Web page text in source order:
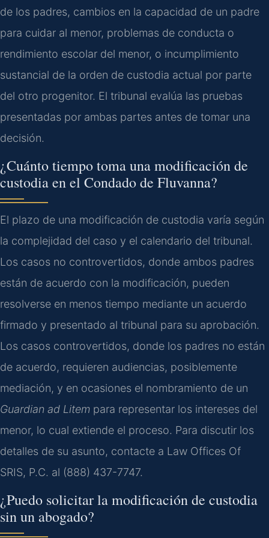
de los padres, cambios en la capacidad de un padre
para cuidar al menor, problemas de conducta o
rendimiento escolar del menor, o incumplimiento
sustancial de la orden de custodia actual por parte
del otro progenitor. El tribunal evalúa las pruebas
presentadas por ambas partes antes de tomar una
decisión.
¿Cuánto tiempo toma una modificación de
custodia en el Condado de Fluvanna?
El plazo de una modificación de custodia varía según
la complejidad del caso y el calendario del tribunal.
Los casos no controvertidos, donde ambos padres
están de acuerdo con la modificación, pueden
resolverse en menos tiempo mediante un acuerdo
firmado y presentado al tribunal para su aprobación.
Los casos controvertidos, donde los padres no están
de acuerdo, requieren audiencias, posiblemente
mediación, y en ocasiones el nombramiento de un
Guardian ad Litem para representar los intereses del
menor, lo cual extiende el proceso. Para discutir los
detalles de su asunto, contacte a Law Offices Of
SRIS, P.C. al (888) 437-7747.
¿Puedo solicitar la modificación de custodia
sin un abogado?